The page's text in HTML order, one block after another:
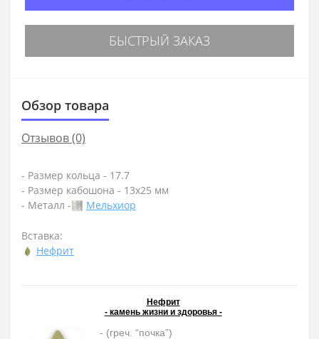
БЫСТРЫЙ ЗАКАЗ
Обзор товара
Отзывов (0)
- Размер кольца - 17.7
- Размер кабошона - 13х25 мм
- Металл -
Мельхиор
Вставка:
Нефрит
Нефрит
- камень жизни и здоровья -
- (греч. “почка”)